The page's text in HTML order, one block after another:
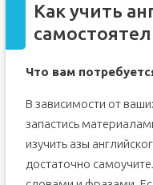
Как учить
Что вам
В зависимости от
запастись
изучить азы
достаточно